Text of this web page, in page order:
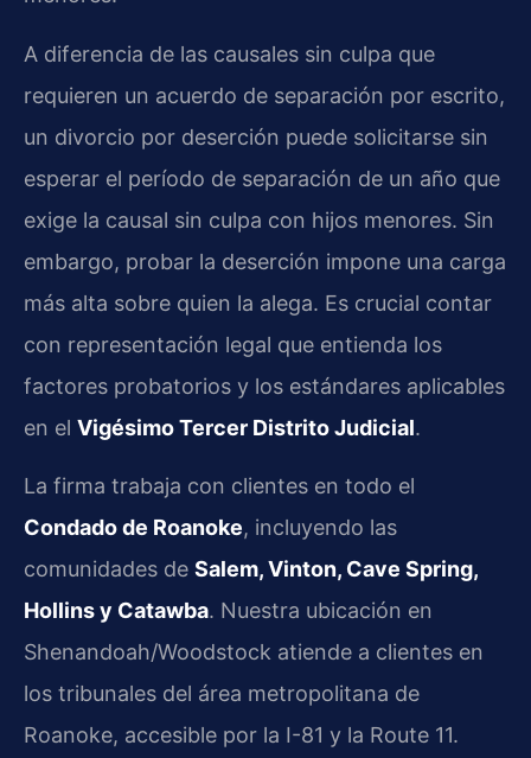
A diferencia de las causales sin culpa que
requieren un acuerdo de separación por escrito,
un divorcio por deserción puede solicitarse sin
esperar el período de separación de un año que
exige la causal sin culpa con hijos menores. Sin
embargo, probar la deserción impone una carga
más alta sobre quien la alega. Es crucial contar
con representación legal que entienda los
factores probatorios y los estándares aplicables
en el Vigésimo Tercer Distrito Judicial.
La firma trabaja con clientes en todo el
Condado de Roanoke, incluyendo las
comunidades de Salem, Vinton, Cave Spring,
Hollins y Catawba. Nuestra ubicación en
Shenandoah/Woodstock atiende a clientes en
los tribunales del área metropolitana de
Roanoke, accesible por la I-81 y la Route 11.